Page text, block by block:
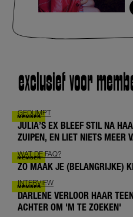
exclusief voor
GEDUMPT
JULIA’S EX BLEEF STIL NA
ZUIPEN, EN LIET NIETS MEER
WAT DE FAQ?
ZO MAAK JE (BELANGRIJKE)
INTERVIEW
DARLENE VERLOOR HAAR
ACHTER OM 'M TE ZOEKEN'